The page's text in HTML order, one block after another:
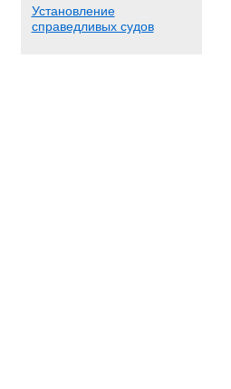
Установление
справедливых судов